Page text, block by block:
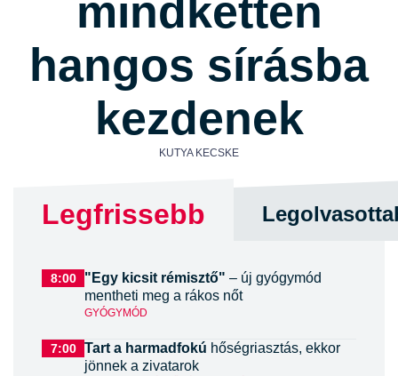
mindketten
hangos sírásba
kezdenek
KUTYA KECSKE
Legfrissebb
8:00 "Egy kicsit rémisztő" – új gyógymód
mentheti meg a rákos nőt
GYÓGYMÓD
7:00 Tart a harmadfokú hőségriasztás, ekkor
jönnek a zivatarok